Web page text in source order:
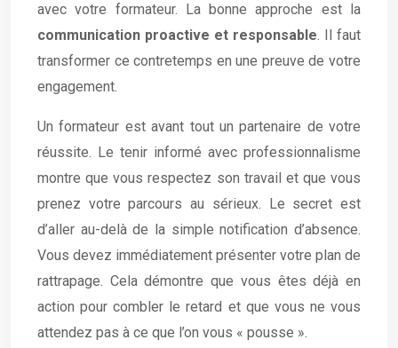
avec votre formateur. La bonne approche est la
communication proactive et responsable. Il faut
transformer ce contretemps en une preuve de votre
engagement.
Un formateur est avant tout un partenaire de votre
réussite. Le tenir informé avec professionnalisme
montre que vous respectez son travail et que vous
prenez votre parcours au sérieux. Le secret est
d’aller au-delà de la simple notification d’absence.
Vous devez immédiatement présenter votre plan de
rattrapage. Cela démontre que vous êtes déjà en
action pour combler le retard et que vous ne vous
attendez pas à ce que l’on vous « pousse ».